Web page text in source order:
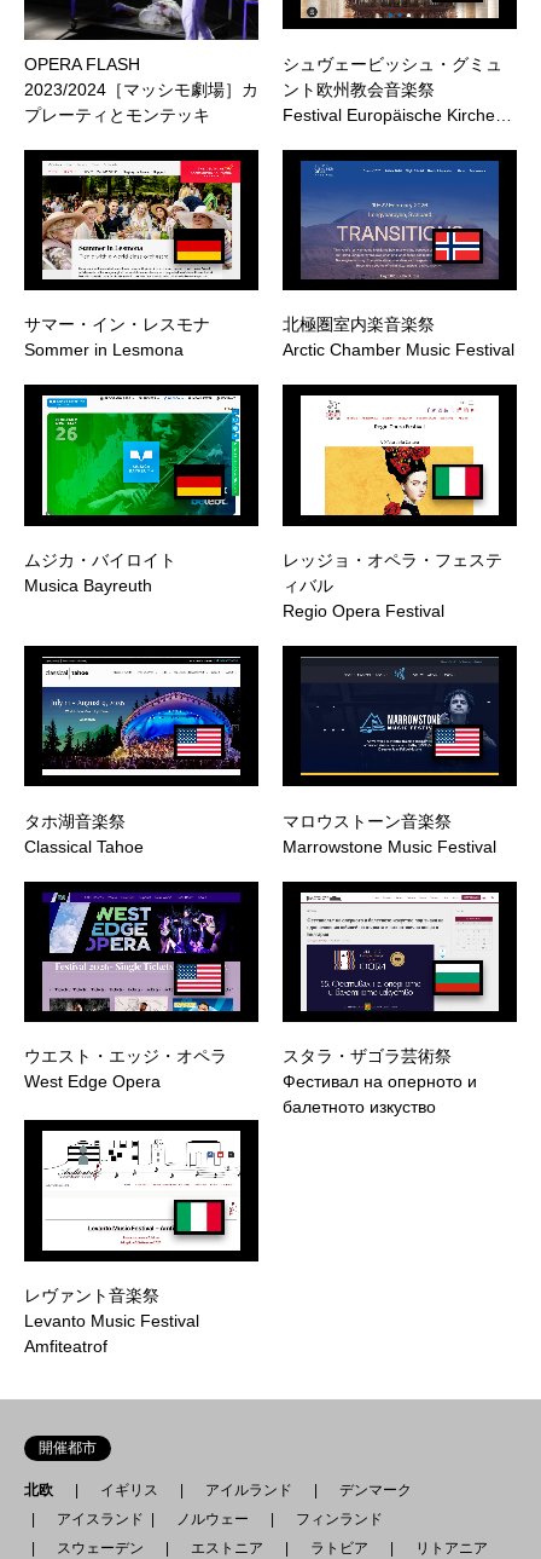
OPERA FLASH
2023/2024［マッシモ劇場］カ
プレーティとモンテッキ
シュヴェービッシュ・グミュ
ント欧州教会音楽祭
Festival Europäische Kirche…
サマー・イン・レスモナ
Sommer in Lesmona
北極圏室内楽音楽祭
Arctic Chamber Music Festival
ムジカ・バイロイト
Musica Bayreuth
レッジョ・オペラ・フェステ
ィバル
Regio Opera Festival
タホ湖音楽祭
Classical Tahoe
マロウストーン音楽祭
Marrowstone Music Festival
ウエスト・エッジ・オペラ
West Edge Opera
スタラ・ザゴラ芸術祭
Фестивал на оперното и
балетното изкуство
レヴァント音楽祭
Levanto Music Festival
Amfiteatrof
開催都市
北欧 イギリス アイルランド
デンマーク
アイスランド
ノルウェー
フィンランド
スウェーデン
エストニア ラトビア
リトアニア